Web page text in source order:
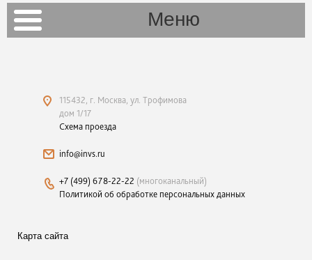
Меню
115432, г. Москва, ул. Трофимова
дом 1/17
Схема проезда
info@invs.ru
+7 (499) 678-22-22 (многоканальный)
Политикой об обработке персональных данных
Карта сайта